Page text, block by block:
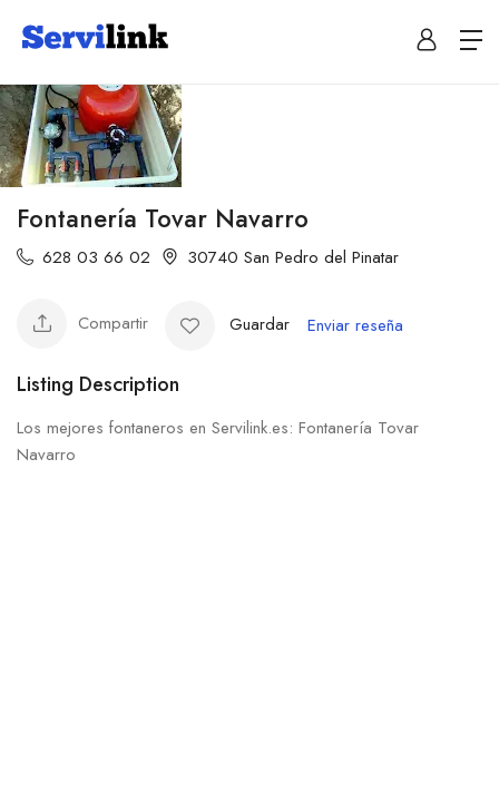
Fontanería Tovar Navarro
628 03 66 02 30740 San Pedro del Pinatar
Compartir Guardar Enviar reseña
Listing Description
Los mejores fontaneros en Servilink.es: Fontanería Tovar
Navarro